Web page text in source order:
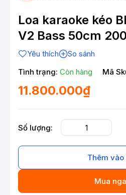
Loa karaoke kéo
V2 Bass 50cm
Yêu thích
So sánh
Tình trạng: Còn hàng Mã
11.800.000₫
Số lượng:
Thêm
Mua